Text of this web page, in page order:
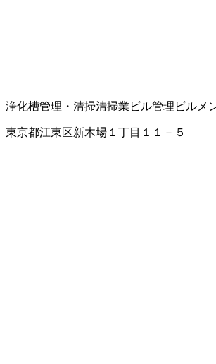
浄化槽管理・清掃清掃業 ビル管理 ビルメ
東京都江東区新木場１丁目１１－５